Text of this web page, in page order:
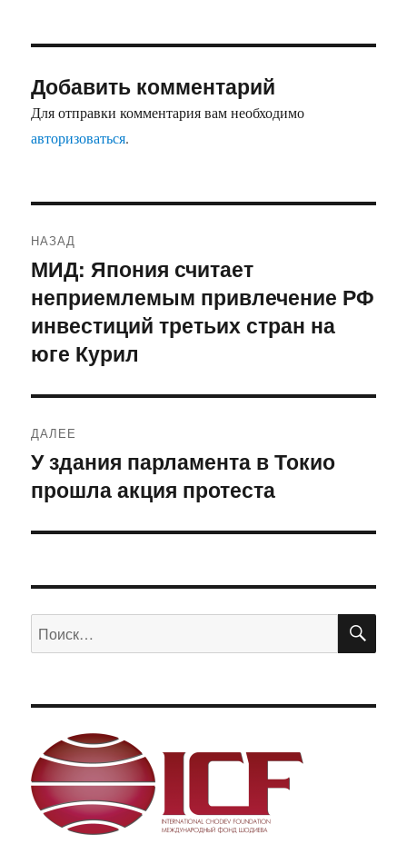
Добавить комментарий
Для отправки комментария вам необходимо
авторизоваться.
по
записям
НАЗАД
Предыдущая
запись:
МИД: Япония считает
неприемлемым привлечение РФ
инвестиций третьих стран на
юге Курил
ДАЛЕЕ
Следующая
запись:
У здания парламента в Токио
прошла акция протеста
Искать: